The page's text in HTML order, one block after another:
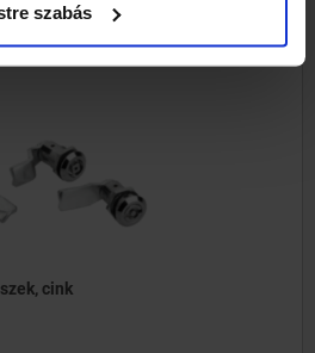
szabás
cink